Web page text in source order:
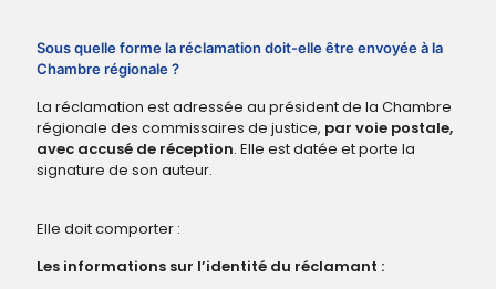
Sous quelle forme la réclamation doit-elle être envoyée à la
Chambre régionale ?
La réclamation est adressée au président de la Chambre
régionale des commissaires de justice, par voie postale,
avec accusé de réception. Elle est datée et porte la
signature de son auteur.
Elle doit comporter :
Les informations sur l’identité du réclamant :